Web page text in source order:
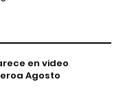
en video
Agosto